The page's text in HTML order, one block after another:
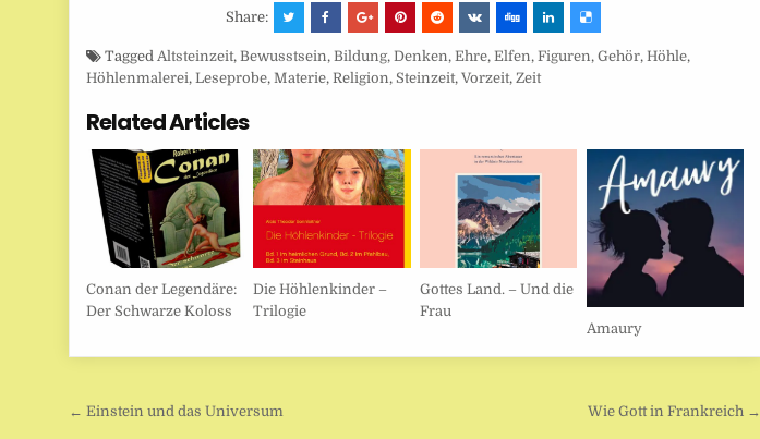
Share:
TaggedAltsteinzeit,Bewusstsein,Bildung,Denken,Ehre,Elfen,Figuren,Gehör,Höhle,
Höhlenmalerei,Leseprobe,Materie,Religion, Steinzeit,Vorzeit,Zeit
Related Articles
Conan der Legendäre:
Der Schwarze Koloss
Die Höhlenkinder –
Trilogie
Gottes Land. – Und die
Frau
Amaury
Beitragsnavigation
← Einstein und das Universum Wie Gott in Frankreich →